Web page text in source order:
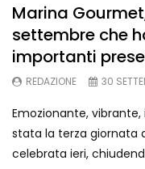
Marina
settembre che
importanti
REDAZIONE 30
Emozionante,
stata la terza giornata
celebrata ieri,